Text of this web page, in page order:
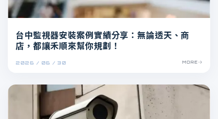
2026 / 06 / 30
台中監視器安裝案例實績分享：無論透天、商
店，都讓禾順來幫你規劃！
MORE